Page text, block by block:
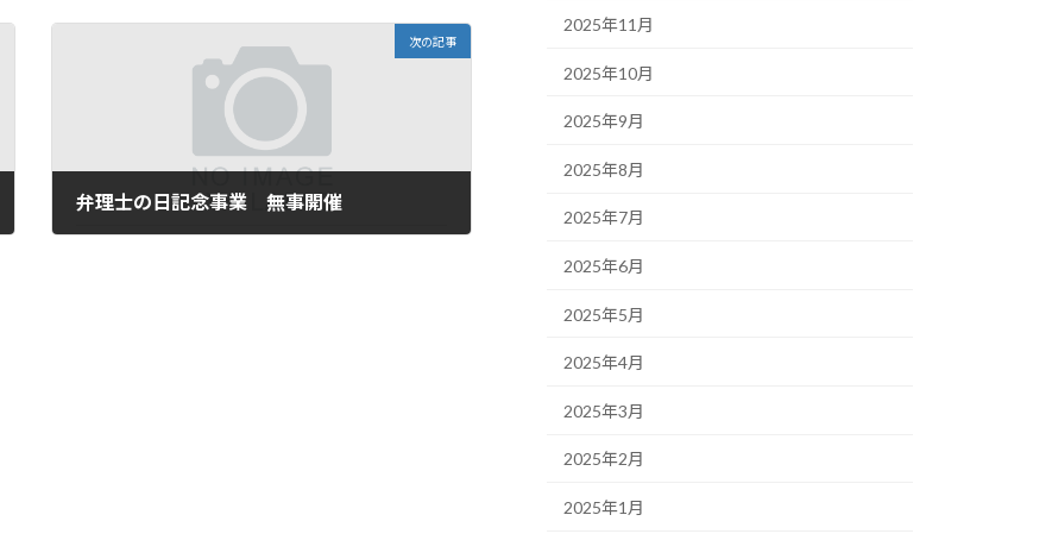
次の記事
弁理士の日記念事業 無事開催
2025年11月
2025年10月
2025年9月
2025年8月
2025年7月
2025年6月
2025年5月
2025年4月
2025年3月
2025年2月
2025年1月